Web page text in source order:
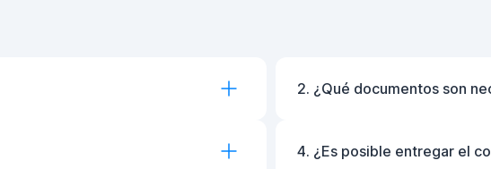
2. ¿Qué documentos son
4. ¿Es posible entregar el